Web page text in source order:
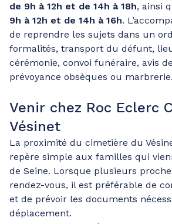
de 9h à 12h et de 14h à 18h, ainsi
9h à 12h et de 14h à 16h.
de reprendre les sujets dans un
formalités, transport du défunt,
cérémonie, convoi funéraire, avis
prévoyance obsèques ou marbrerie.
Venir chez Roc Eclerc
Vésinet
La proximité du cimetière du
repère simple aux familles qui
de Seine. Lorsque plusieurs
rendez-vous, il est préférable de
et de prévoir les documents
déplacement.